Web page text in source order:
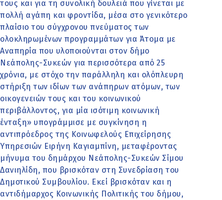
τους και για τη συνολική δουλειά που γίνεται με
πολλή αγάπη και φροντίδα, μέσα στο γενικότερο
πλαίσιο του σύγχρονου πνεύματος των
ολοκληρωμένων προγραμμάτων για Άτομα με
Αναπηρία που υλοποιούνται στον δήμο
Νεάπολης-Συκεών για περισσότερα από 25
χρόνια, με στόχο την παράλληλη και ολόπλευρη
στήριξη των ιδίων των ανάπηρων ατόμων, των
οικογενειών τους και του κοινωνικού
περιβάλλοντος, για μία ισότιμη κοινωνική
ένταξη» υπογράμμισε με συγκίνηση η
αντιπρόεδρος της Κοινωφελούς Επιχείρησης
Υπηρεσιών Ειρήνη Καγιαμπίνη, μεταφέροντας
μήνυμα του δημάρχου Νεάπολης-Συκεών Σίμου
Δανιηλίδη, που βρισκόταν στη Συνεδρίαση του
Δημοτικού Συμβουλίου. Εκεί βρισκόταν και η
αντιδήμαρχος Κοινωνικής Πολιτικής του δήμου,